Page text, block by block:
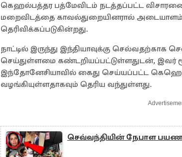
கெஹல்பத்தர பத்மேவிடம் நடத்தப்பட்ட
மறைவிடத்தை காவல்துறையினரால் அடையாளம்
தெரிவிக்கப்படுகின்றது.
நாட்டில் இருந்து இந்தியாவுக்கு செல்வதற்காக
செய்துள்ளமை கண்டறியப்பட்டுள்ளதுடன், இவர்
இந்தோனேசியாவில் கைது செய்யப்பட்ட
வழங்கியுள்ளதாகவும் தெரிய வந்துள்ளது.
செவ்வந்தியின் நேபாள